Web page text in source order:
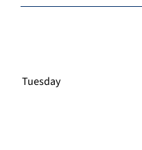
Tuesday